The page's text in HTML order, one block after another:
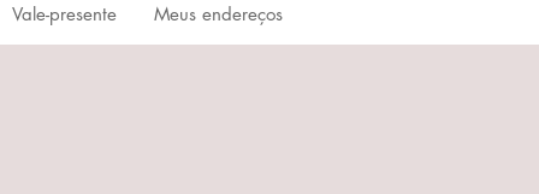
Vale-presente Meus endereços